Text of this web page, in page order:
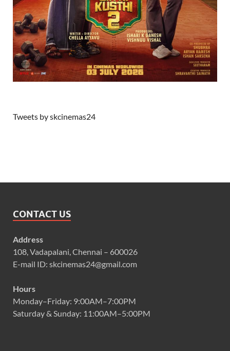
Tweets by skcinemas24
CONTACT US
Address
108, Vadapalani, Chennai – 600026
E-mail ID: skcinemas24@gmail.com
Hours
Monday–Friday: 9:00AM–7:00PM
Saturday & Sunday: 11:00AM–5:00PM